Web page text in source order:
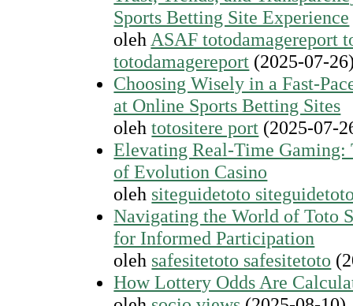
Sports Betting Site Experience
oleh ASAF totodamagereport
totodamagereport (2025-07-
Choosing Wisely in a Fast-
at Online Sports Betting Sites
olehtotositere port (2025-07-
Elevating Real-Time
of Evolution Casino
oleh siteguidetoto
Navigating the World of Toto
for Informed Participation
oleh safesitetoto safesitetoto
How Lottery Odds Are